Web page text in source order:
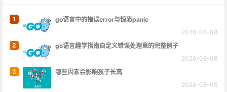
1
go语言中的错误error与惊恐panic
2026-08-08
2
go语言趣学指南自定义错误处理章的完整例子
2026-08-08
3
哪些因素会影响孩子长高
2026-08-05